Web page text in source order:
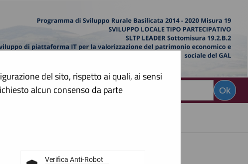
del sito, rispetto ai quali, ai sensi
alcun consenso da parte
Verifica Anti-Robot
telematica?